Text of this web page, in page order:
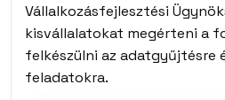
Vállalkozásfejlesztési
kisvállalatokat megérteni a
felkészülni az adatgyűjtésre
feladatokra.